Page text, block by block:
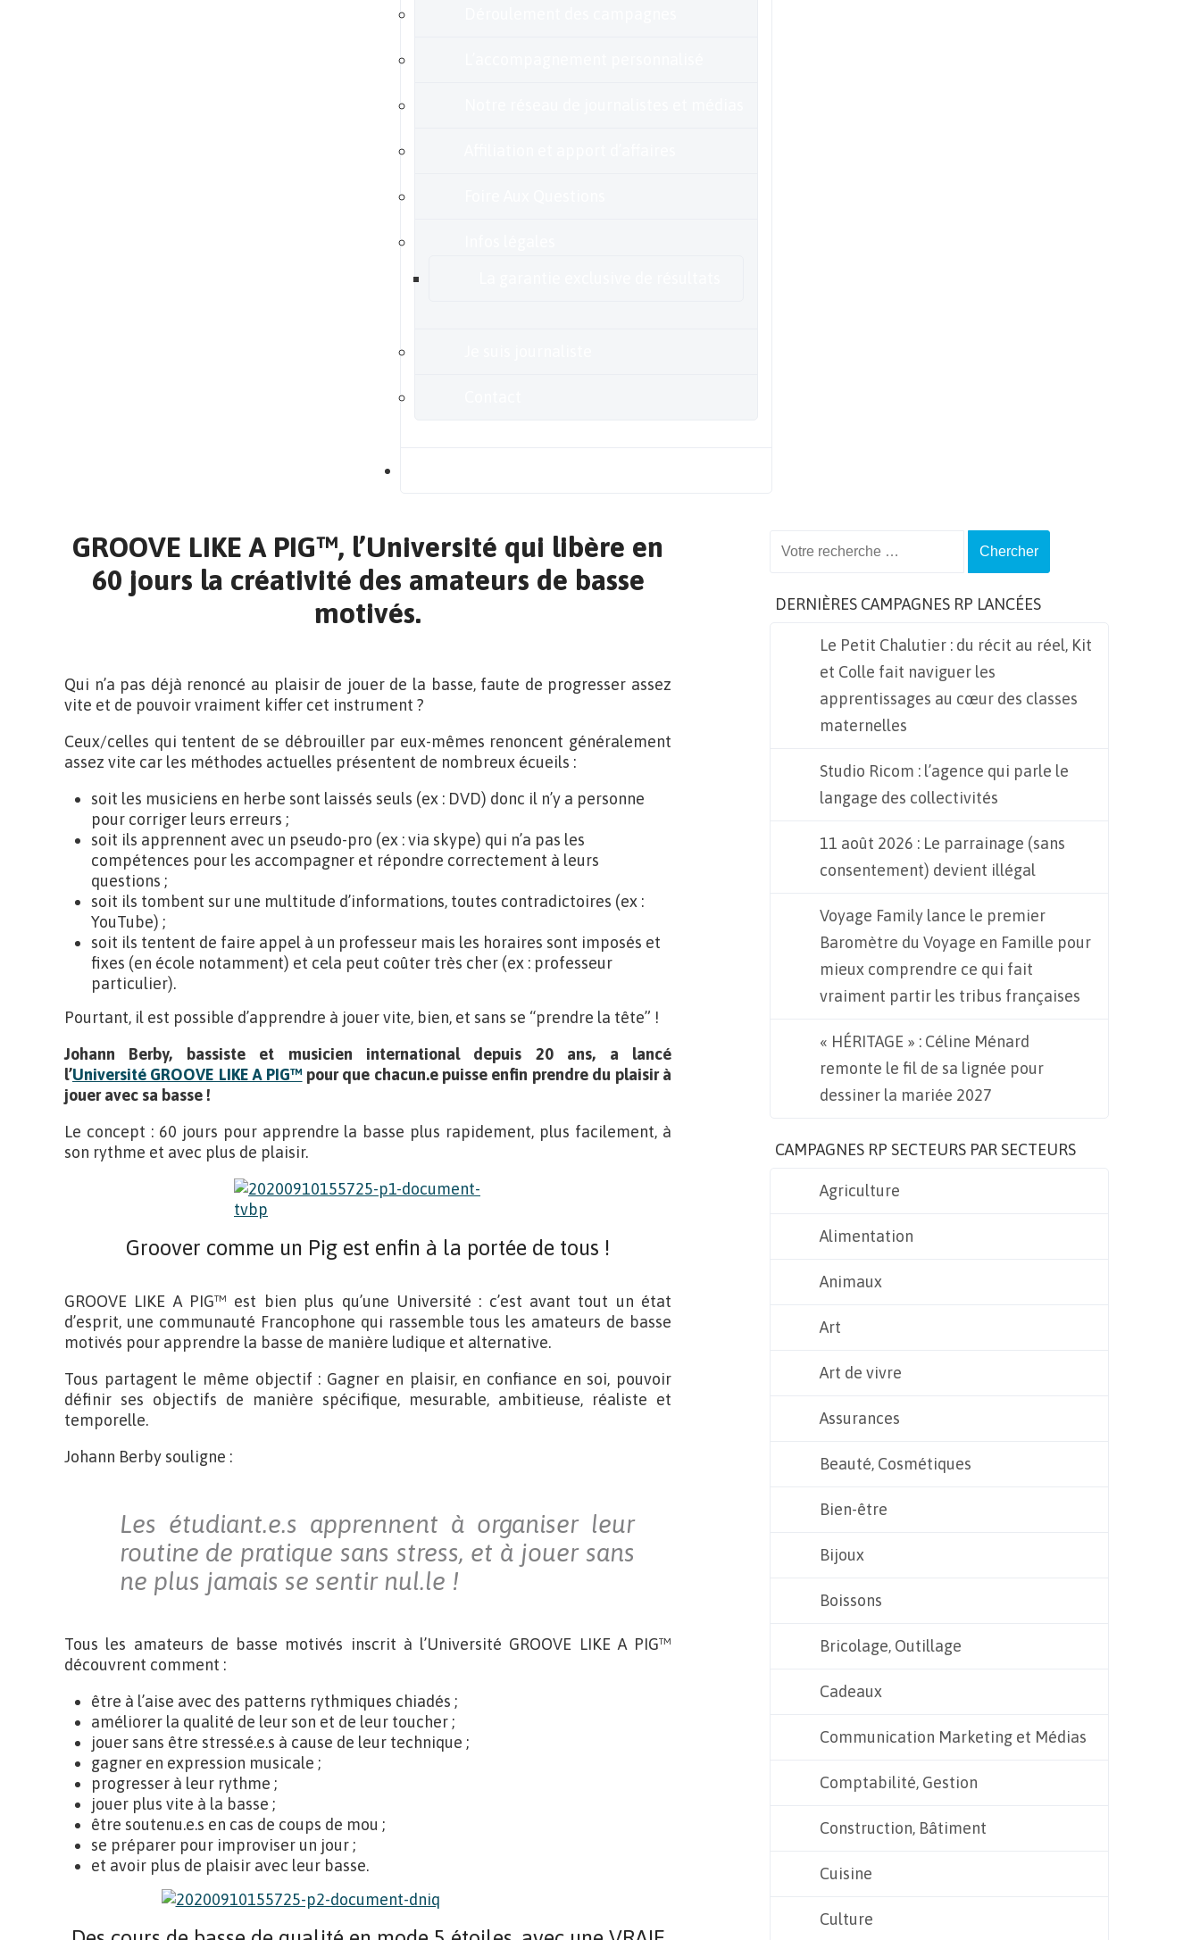
GROOVE LIKE A PIG™, l’Université qui libère en
60 jours la créativité des amateurs de basse
motivés.
Qui n’a pas déjà renoncé au plaisir de jouer de la basse, faute de progresser assez
vite et de pouvoir vraiment kiffer cet instrument ?
Ceux/celles qui tentent de se débrouiller par eux-mêmes renoncent généralement
assez vite car les méthodes actuelles présentent de nombreux écueils :
soit les musiciens en herbe sont laissés seuls (ex : DVD) donc il n’y a personne
pour corriger leurs erreurs ;
soit ils apprennent avec un pseudo-pro (ex : via skype) qui n’a pas les
compétences pour les accompagner et répondre correctement à leurs
questions ;
soit ils tombent sur une multitude d’informations, toutes contradictoires (ex :
YouTube) ;
soit ils tentent de faire appel à un professeur mais les horaires sont imposés et
fixes (en école notamment) et cela peut coûter très cher (ex : professeur
particulier).
Pourtant, il est possible d’apprendre à jouer vite, bien, et sans se “prendre la tête” !
Johann Berby, bassiste et musicien international depuis 20 ans, a lancé
l’Université GROOVE LIKE A PIG™ pour que chacun.e puisse enfin prendre du plaisir à
jouer avec sa basse !
Le concept : 60 jours pour apprendre la basse plus rapidement, plus facilement, à
son rythme et avec plus de plaisir.
Groover comme un Pig est enfin à la portée de tous !
GROOVE LIKE A PIG™ est bien plus qu’une Université : c’est avant tout un état
d’esprit, une communauté Francophone qui rassemble tous les amateurs de basse
motivés pour apprendre la basse de manière ludique et alternative.
Tous partagent le même objectif : Gagner en plaisir, en confiance en soi, pouvoir
définir ses objectifs de manière spécifique, mesurable, ambitieuse, réaliste et
temporelle.
Johann Berby souligne :
Les étudiant.e.s apprennent à organiser leur
routine de pratique sans stress, et à jouer sans
ne plus jamais se sentir nul.le !
Tous les amateurs de basse motivés inscrit à l’Université GROOVE LIKE A PIG™
découvrent comment :
être à l’aise avec des patterns rythmiques chiadés ;
améliorer la qualité de leur son et de leur toucher ;
jouer sans être stressé.e.s à cause de leur technique ;
gagner en expression musicale ;
progresser à leur rythme ;
jouer plus vite à la basse ;
être soutenu.e.s en cas de coups de mou ;
se préparer pour improviser un jour ;
et avoir plus de plaisir avec leur basse.
DERNIÈRES CAMPAGNES RP LANCÉES
Le Petit Chalutier : du récit au réel, Kit
et Colle fait naviguer les
apprentissages au cœur des classes
maternelles
Studio Ricom : l’agence qui parle le
langage des collectivités
11 août 2026 : Le parrainage (sans
consentement) devient illégal
Voyage Family lance le premier
Baromètre du Voyage en Famille pour
mieux comprendre ce qui fait
vraiment partir les tribus françaises
« HÉRITAGE » : Céline Ménard
remonte le fil de sa lignée pour
dessiner la mariée 2027
CAMPAGNES RP SECTEURS PAR SECTEURS
Agriculture
Alimentation
Animaux
Art
Art de vivre
Assurances
Beauté, Cosmétiques
Bien-être
Bijoux
Boissons
Bricolage, Outillage
Cadeaux
Communication Marketing et Médias
Comptabilité, Gestion
Construction, Bâtiment
Cuisine
Culture